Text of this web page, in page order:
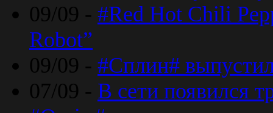
09/09 - #Red Hot Chili
Robot”
09/09 - #Сплин#
07/09 - В сети появился